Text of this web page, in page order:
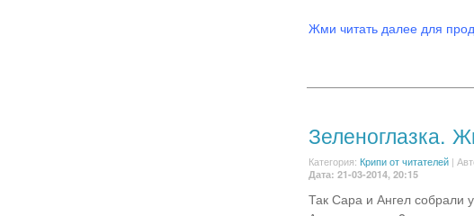
Жми читать далее для
Зеленоглазка.
Категория: Крипи от читателей|
Дата: 21-03-2014, 20:15
Так Сара и Ангел собрали